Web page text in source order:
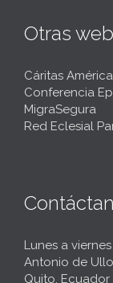
Otras
Cáritas
Conferencia
MigraSegura
Red Eclesial
Lunes a
Antonio de
Quito, Ecuador